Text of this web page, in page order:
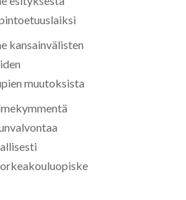
kansainvälisten
muutoksista